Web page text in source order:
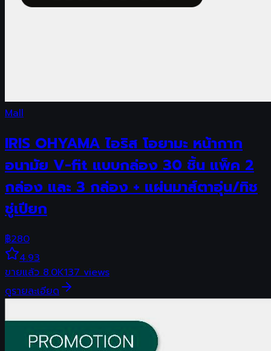
Mall
IRIS OHYAMA ไอริส โอยามะ หน้ากาก
อนามัย V-fit แบบกล่อง 30 ชิ้น แพ็ค 2
กล่อง และ 3 กล่อง + แผ่นมาส์ตาอุ่น/ทิช
ชู่เปียก
฿280
4.93
ขายแล้ว8.0K137views
ดูรายละเอียด